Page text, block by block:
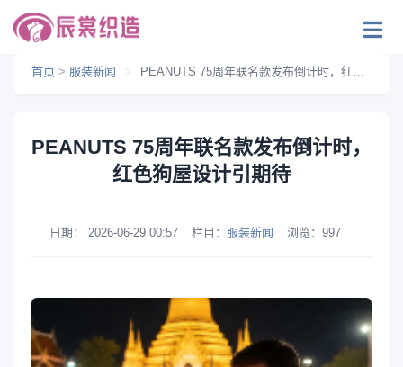
首页 > 服装新闻 > PEANUTS 75周年联名款发布倒计时，红色狗屋设计引期待
PEANUTS 75周年联名款发布倒计时，
红色狗屋设计引期待
日期： 2026-06-29 00:57 栏目： 服装新闻 浏览： 997